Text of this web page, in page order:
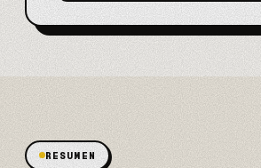
RESUMEN